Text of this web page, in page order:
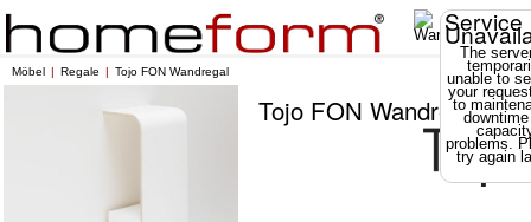
Service
The
unable to
your
to
problems.
try again
Möbel Regale Tojo FON Wandregal
Tojo FON Wandregal